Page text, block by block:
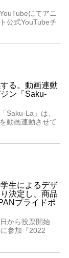
にてアニ
公式YouTubeチ
る。動画連動
ン「Saku-
Saku-La」は、
動画連動させて
生によるデザ
決定し、商品
プライドポ
から投票開始
参加『2022